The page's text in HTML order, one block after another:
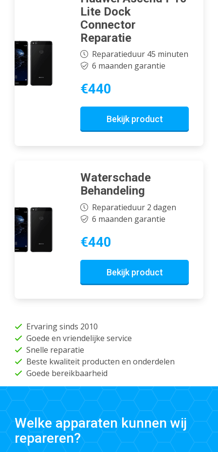
Lite Dock
Connector
Reparatie
Reparatieduur 45 minuten
6 maanden garantie
€440
Bekijk product
Waterschade
Behandeling
Reparatieduur 2 dagen
6 maanden garantie
€440
Bekijk product
Ervaring sinds 2010
Goede en vriendelijke service
Snelle reparatie
Beste kwaliteit producten en onderdelen
Goede bereikbaarheid
Welke apparaten kunnen wij
repareren?